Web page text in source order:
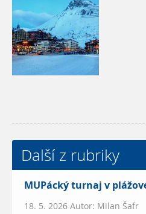
Další z rubriky
MUPácký turnaj v
18. 5. 2026 Autor: Milan Šafr